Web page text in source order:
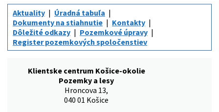
Aktuality
Úradná tabuľa
Dokumenty na stiahnutie
Kontakty
Dôležité odkazy
Pozemkové úpravy
Register pozemkových spoločenstiev
Klientske centrum Košice-okolie
Pozemky a lesy
Hroncova 13,
040 01 Košice